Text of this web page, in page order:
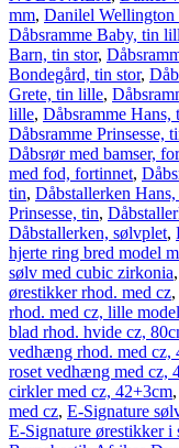
mm, Danilel Wellington
Dåbsramme Baby, tin
Barn, tin stor,
Bondegård, tin stor,
Grete, tin lille,
lille, Dåbsramme Hans,
Dåbsramme Prinsesse,
Dåbsrør med bamser,
med fod, fortinnet,
tin, Dåbstallerken Hans,
Prinsesse, tin,
Dåbstallerken, sølvplet,
hjerte ring bred model
sølv med cubic zirkonia,
ørestikker rhod. med cz,
rhod. med cz, lille model
blad rhod. hvide cz,
vedhæng rhod. med cz,
roset vedhæng med cz,
cirkler med cz, 42+3cm,
med cz, E-Signature
E-Signature ørestikker